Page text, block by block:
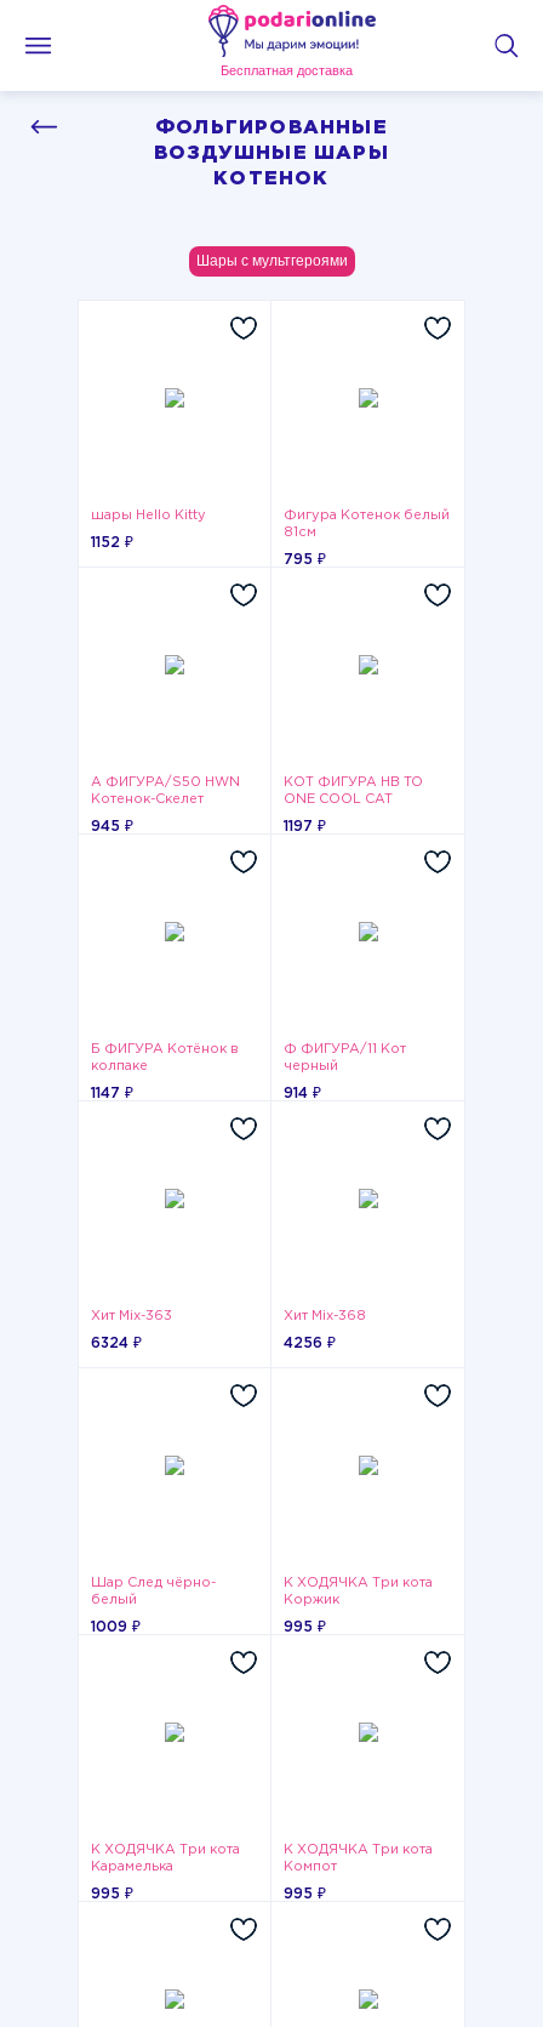
Бесплатная доставка
ФОЛЬГИРОВАННЫЕ
ВОЗДУШНЫЕ ШАРЫ
КОТЕНОК
Шары с мультгероями
шары Hello Kitty
1152 ₽
Фигура Котенок белый
81см
795 ₽
А ФИГУРА/S50 HWN
Котенок-Скелет
945 ₽
КОТ ФИГУРА HB TO
ONE COOL CAT
1197 ₽
Б ФИГУРА Котёнок в
колпаке
1147 ₽
Ф ФИГУРА/11 Кот
черный
914 ₽
Хит Mix-363
6324 ₽
Хит Mix-368
4256 ₽
Шар След чёрно-
белый
1009 ₽
К ХОДЯЧКА Три кота
Коржик
995 ₽
К ХОДЯЧКА Три кота
Карамелька
995 ₽
К ХОДЯЧКА Три кота
Компот
995 ₽